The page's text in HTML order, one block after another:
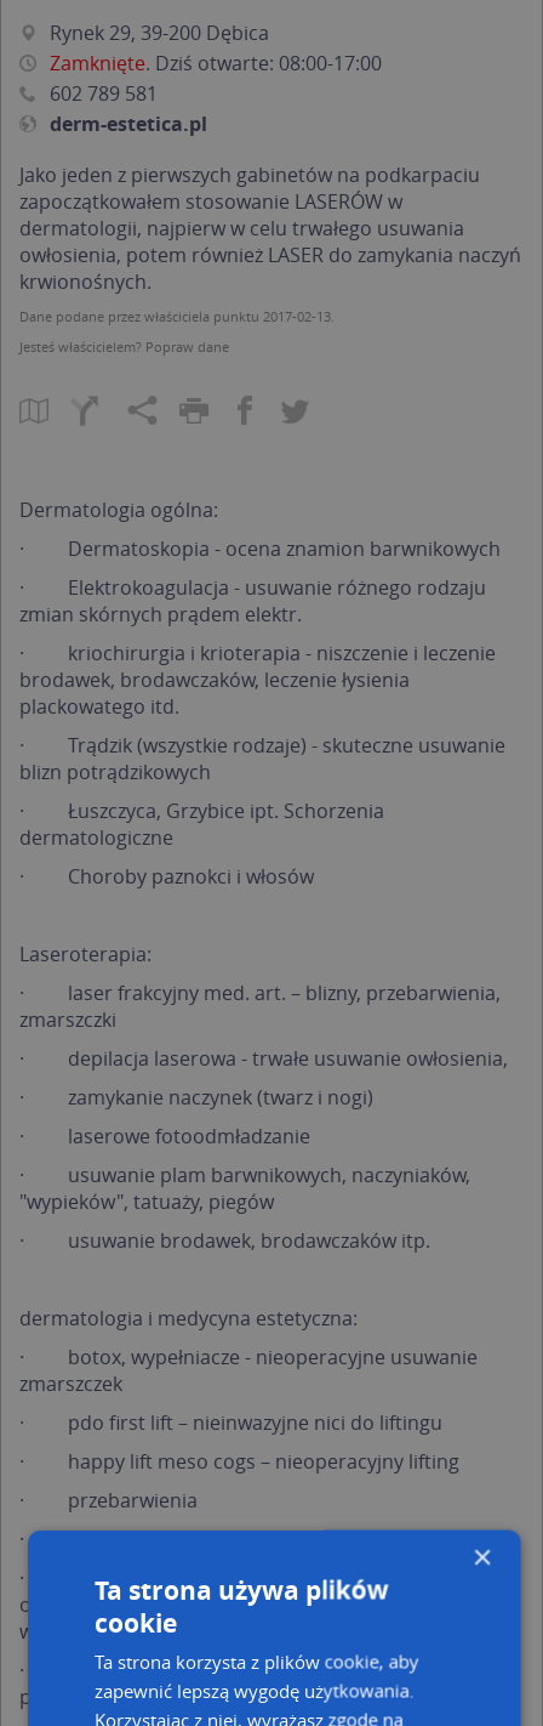
Rynek 29, 39-200 Dębica
Zamknięte. Dziś otwarte: 08:00-17:00
602 789 581
derm-estetica.pl
Jako jeden z pierwszych gabinetów na podkarpaciu
zapoczątkowałem stosowanie LASERÓW w
dermatologii, najpierw w celu trwałego usuwania
owłosienia, potem również LASER do zamykania naczyń
krwionośnych.
Dane podane przez właściciela punktu 2017-02-13.
Jesteś właścicielem? Popraw dane
Dermatologia ogólna:
·
Dermatoskopia - ocena znamion barwnikowych
·
Elektrokoagulacja - usuwanie różnego rodzaju
zmian skórnych prądem elektr.
·
kriochirurgia i krioterapia - niszczenie i leczenie
brodawek, brodawczaków, leczenie łysienia
plackowatego itd.
·
Trądzik (wszystkie rodzaje) - skuteczne usuwanie
blizn potrądzikowych
·
Łuszczyca, Grzybice ipt. Schorzenia
dermatologiczne
·
Choroby paznokci i włosów
Laseroterapia:
·
laser frakcyjny med. art. – blizny, przebarwienia,
zmarszczki
·
depilacja laserowa - trwałe usuwanie owłosienia,
·
zamykanie naczynek (twarz i nogi)
·
laserowe fotoodmładzanie
·
usuwanie plam barwnikowych, naczyniaków,
"wypieków", tatuaży, piegów
·
usuwanie brodawek, brodawczaków itp.
dermatologia i medycyna estetyczna:
·
botox, wypełniacze - nieoperacyjne usuwanie
zmarszczek
·
pdo first lift – nieinwazyjne nici do liftingu
·
happy lift meso cogs – nieoperacyjny lifting
·
przebarwienia
·
nadpotliwość – leczenie toksyną botulinową
·
mezoterapia - leczenie rozstępów, cellulitu,
odmłodzenie twarzy, dekoltu itp., leczenie wypadania
włosów u kobiet
·
mikrodermabrazja - usuwanie blizn
potrądzikowych itp.
×
Ta strona używa plików
cookie
Ta strona korzysta z plików cookie, aby
zapewnić lepszą wygodę użytkowania.
Korzystając z niej, wyrażasz zgodę na